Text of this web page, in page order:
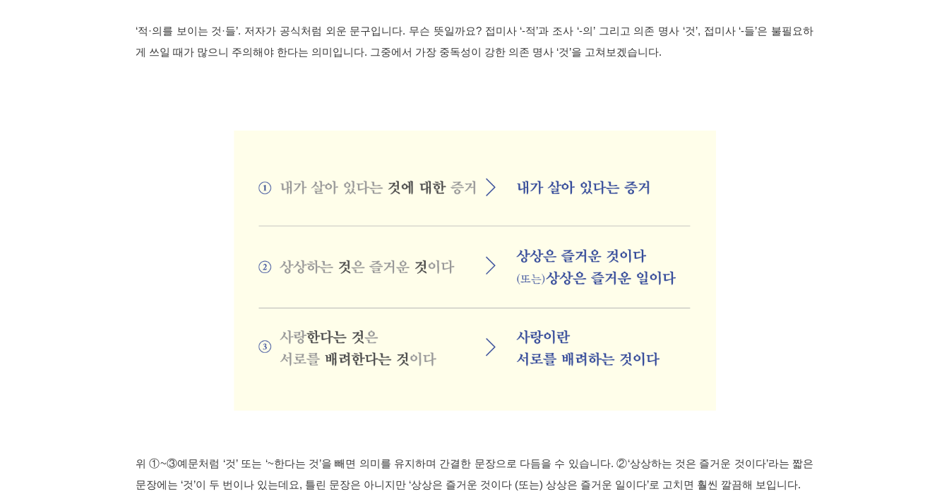
‘적·의를 보이는 것·들’. 저자가 공식처럼 외운 문구입니다. 무슨 뜻일까요? 접미사 ‘-적’과 조사 ‘-의’ 그리고 의존 명사 ‘것’, 접미사 ‘-들’은 불필요하
게 쓰일 때가 많으니 주의해야 한다는 의미입니다. 그중에서 가장 중독성이 강한 의존 명사 ‘것’을 고쳐보겠습니다.
위 ①~③예문처럼 ‘것’ 또는 ‘~한다는 것’을 빼면 의미를 유지하며 간결한 문장으로 다듬을 수 있습니다. ②‘상상하는 것은 즐거운 것이다’라는 짧은
문장에는 ‘것’이 두 번이나 있는데요, 틀린 문장은 아니지만 ‘상상은 즐거운 것이다 (또는) 상상은 즐거운 일이다’로 고치면 훨씬 깔끔해 보입니다.